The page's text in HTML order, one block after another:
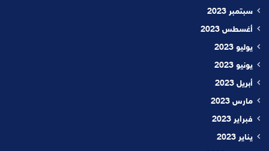
سبتمبر 2023
أغسطس 2023
يوليو 2023
يونيو 2023
أبريل 2023
مارس 2023
فبراير 2023
يناير 2023